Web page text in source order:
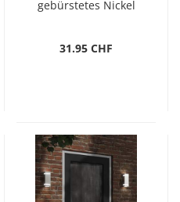
gebürstetes Nickel
31.95 CHF